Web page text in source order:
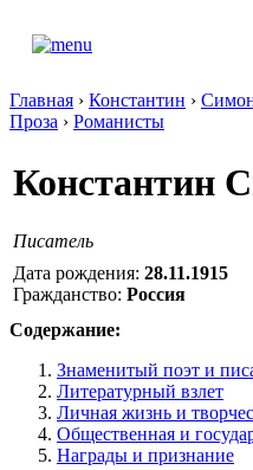
Главная › Константин ›
Проза › Романисты
Константин
Писатель
Дата рождения: 28.11.1915
Гражданство: Россия
Содержание:
Знаменитый поэт и
Литературный взлет
Личная жизнь и
Общественная и
Награды и признание